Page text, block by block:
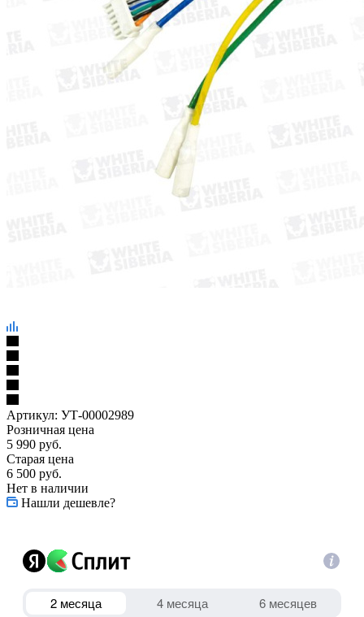
Артикул: УТ-00002989
Розничная цена
5 990 руб.
Старая цена
6 500 руб.
Нет в наличии
Нашли дешевле?